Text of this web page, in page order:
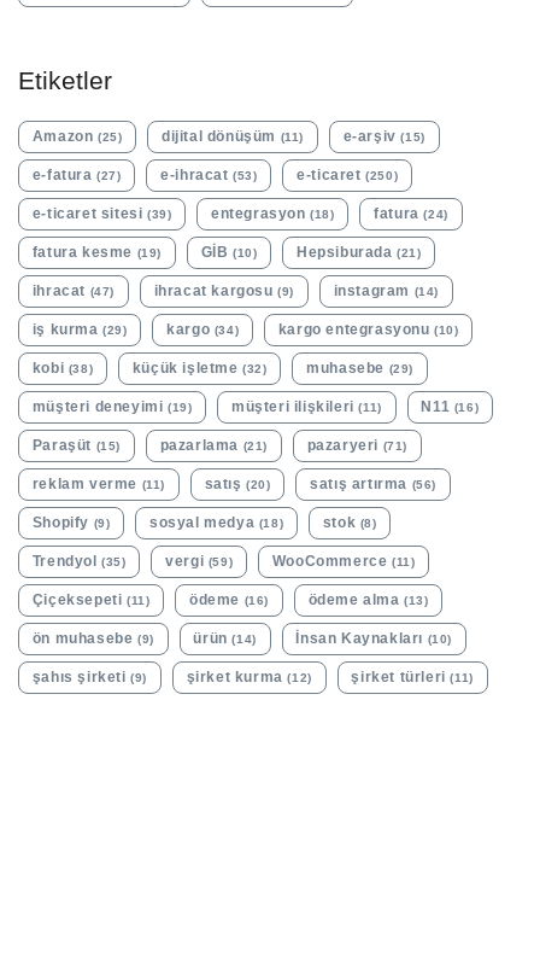
Etiketler
Amazon (25) dijital dönüşüm (11) e-arşiv (15)
e-fatura (27) e-ihracat (53) e-ticaret (250)
e-ticaret sitesi (39) entegrasyon (18) fatura (24)
fatura kesme (19) GİB (10) Hepsiburada (21)
ihracat (47) ihracat kargosu (9) instagram (14)
iş kurma (29) kargo (34) kargo entegrasyonu (10)
kobi (38) küçük işletme (32) muhasebe (29)
müşteri deneyimi (19) müşteri ilişkileri (11) N11 (16)
Paraşüt (15) pazarlama (21) pazaryeri (71)
reklam verme (11) satış (20) satış artırma (56)
Shopify (9) sosyal medya (18) stok (8)
Trendyol (35) vergi (59) WooCommerce (11)
Çiçeksepeti (11) ödeme (16) ödeme alma (13)
ön muhasebe (9) ürün (14) İnsan Kaynakları (10)
şahıs şirketi (9) şirket kurma (12) şirket türleri (11)